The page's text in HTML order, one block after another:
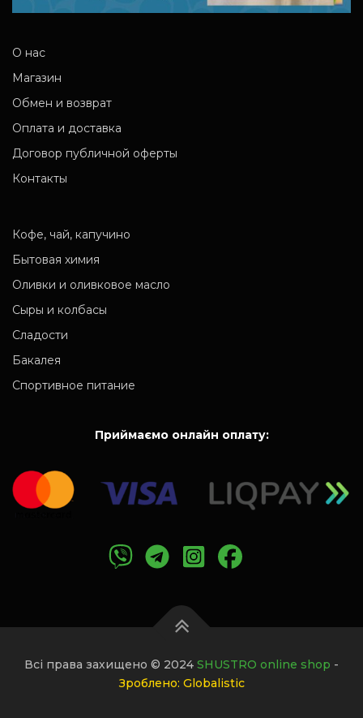
О нас
Магазин
Обмен и возврат
Оплата и доставка
Договор публичной оферты
Контакты
Кофе, чай, капучино
Бытовая химия
Оливки и оливковое масло
Сыры и колбасы
Сладости
Бакалея
Спортивное питание
Приймаємо онлайн оплату:
Всі права захищено © 2024 SHUSTRO online shop -
Зроблено: Globalistic